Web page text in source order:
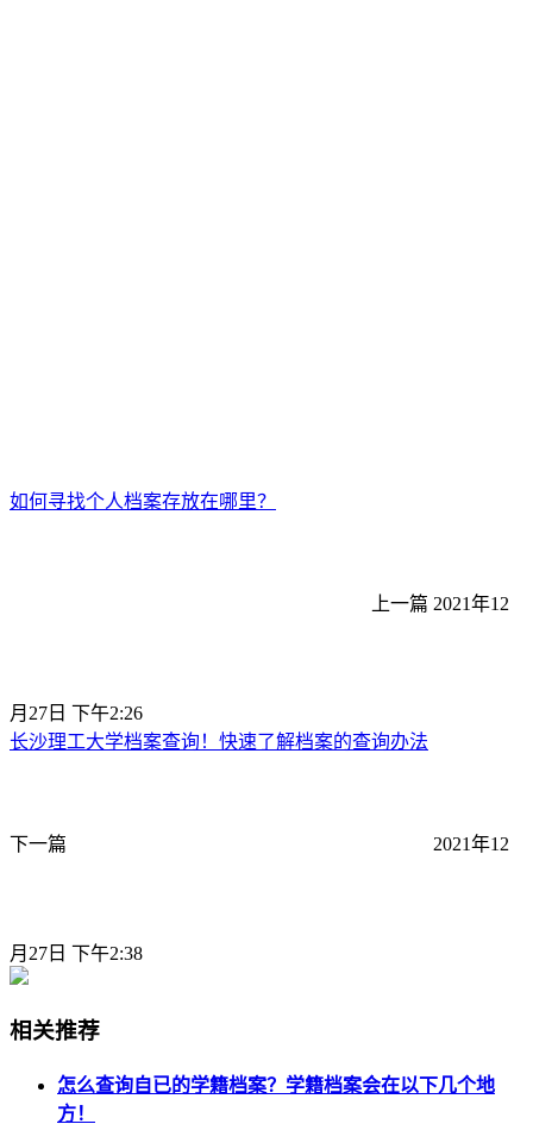
如何寻找个人档案存放在哪里？
上一篇 2021年12
月27日 下午2:26
长沙理工大学档案查询！快速了解档案的查询办法
下一篇 2021年12
月27日 下午2:38
相关推荐
怎么查询自已的学籍档案？学籍档案会在以下几个地
方！